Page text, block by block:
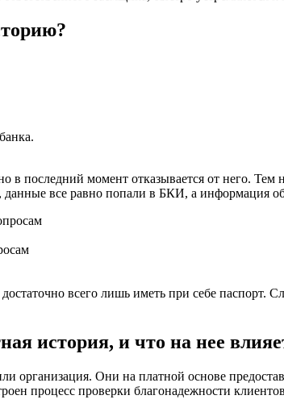
последний момент отказывается от него.
все равно попали в БКИ, а информация
всего лишь иметь при себе
история, и что на нее
организация. Они на платной основе
процесс проверки благонадежности